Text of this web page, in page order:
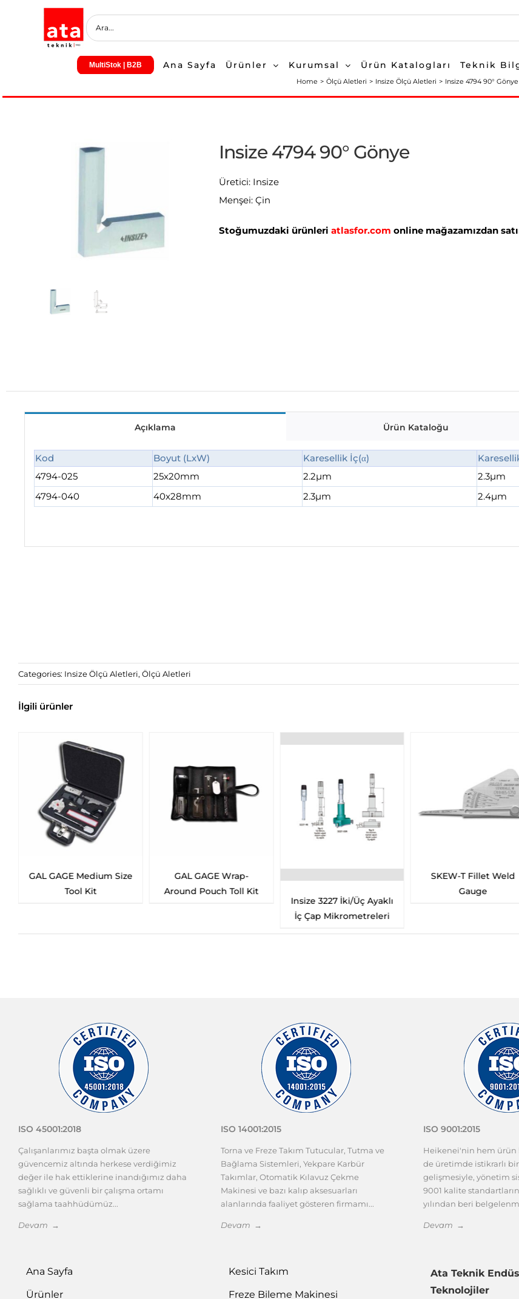
MultiStok | B2B Ana Sayfa Ürünler Kurumsal Ürün Katalogları Teknik
Home Ölçü Aletleri Insize Ölçü Aletleri Insize 4794 90° Gönye
Insize 4794 90° Gönye
Üretici: Insize
Menşei: Çin
Stoğumuzdaki ürünleri atlasfor.com online mağazamızdan
Açıklama Ürün Kataloğu
Kod Boyut (LxW) Karesellik İç(α)
4794-025
25x20mm 2.2µm 2.3µm
4794-040
40x28mm 2.3µm 2.4µm
Categories: Insize Ölçü Aletleri, Ölçü Aletleri
İlgili ürünler
GAL GAGE Medium Size
Tool Kit
GAL GAGE Wrap-
Around Pouch Toll Kit
Insize 3227 İki/Üç Ayaklı
İç Çap Mikrometreleri
SKEW-T Fillet Weld
Gauge
ISO 45001:2018
Çalışanlarımız başta olmak üzere
güvencemiz altında herkese verdiğimiz
değer ile hak ettiklerine inandığımız daha
sağlıklı ve güvenli bir çalışma ortamı
sağlama taahhüdümüz...
Devam →
ISO 14001:2015
Torna ve Freze Takım Tutucular, Tutma ve
Bağlama Sistemleri, Yekpare Karbür
Takımlar, Otomatik Kılavuz Çekme
Makinesi ve bazı kalıp aksesuarları
alanlarında faaliyet gösteren firmamı...
Devam →
ISO 9001:2015
Heikenei'nin hem ürün
de üretimde istikrarlı
gelişmesiyle, yönetim
9001 kalite
yılından beri
Devam →
Ana Sayfa
Ürünler
Kesici Takım
Freze Bileme Makinesi
Ata Teknik
Teknolojiler